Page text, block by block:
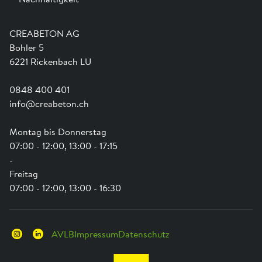
CREABETON AG
Bohler 5
6221 Rickenbach LU
0848 400 401
info@creabeton.ch
Montag bis Donnerstag
07:00 - 12:00, 13:00 - 17:15
-
Freitag
07:00 - 12:00, 13:00 - 16:30
Ausbildung
Shop Hilfe
Anwendungsunterstützung
Newsletter
Engagement
Swissness
Schwammstadt
AVLBImpressumDatenschutz